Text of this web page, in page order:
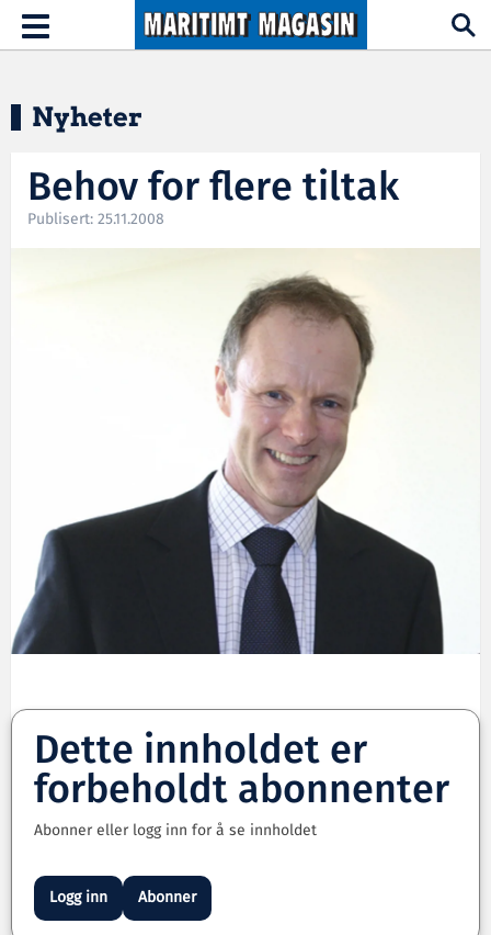
Hopp til hovedinnhold
Toggle
navigation
Nyheter
Behov for flere tiltak
Publisert: 25.11.2008
Dette innholdet er
forbeholdt abonnenter
Abonner eller logg inn for å se innholdet
Logg inn Abonner